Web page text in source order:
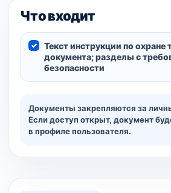
Что входит
Текст инструкции по охране
документа; разделы с
безопасности
Документы закрепляются за
Если доступ открыт, документ
в профиле пользователя.